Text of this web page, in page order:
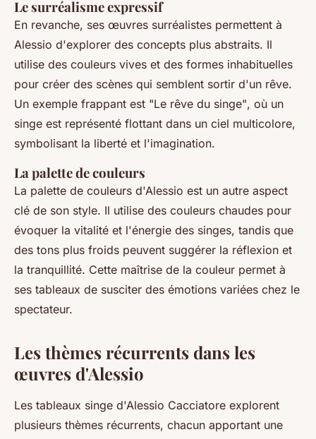
Le surréalisme expressif
En revanche, ses œuvres surréalistes permettent à
Alessio d'explorer des concepts plus abstraits. Il
utilise des couleurs vives et des formes inhabituelles
pour créer des scènes qui semblent sortir d'un rêve.
Un exemple frappant est "Le rêve du singe", où un
singe est représenté flottant dans un ciel multicolore,
symbolisant la liberté et l'imagination.
La palette de couleurs
La palette de couleurs d'Alessio est un autre aspect
clé de son style. Il utilise des couleurs chaudes pour
évoquer la vitalité et l'énergie des singes, tandis que
des tons plus froids peuvent suggérer la réflexion et
la tranquillité. Cette maîtrise de la couleur permet à
ses tableaux de susciter des émotions variées chez le
spectateur.
Les thèmes récurrents dans les
œuvres d'Alessio
Les tableaux singe d'Alessio Cacciatore explorent
plusieurs thèmes récurrents, chacun apportant une